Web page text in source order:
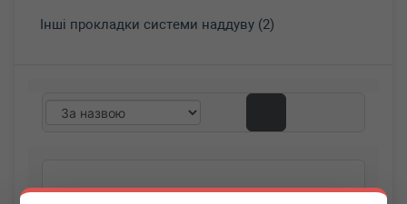
Інші прокладки системи наддуву (2)